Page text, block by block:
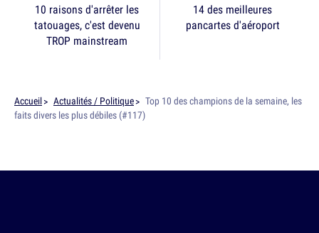
10 raisons d'arrêter les
tatouages, c'est devenu
TROP mainstream
14 des meilleures
pancartes d'aéroport
Accueil Actualités / Politique
Top 10 des champions de la semaine, les
faits divers les plus débiles (#117)